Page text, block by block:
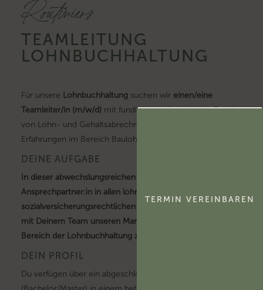
Routiniers
TEAMLEITUNG
LOHNBUCHHALTUNG
Für unsere Lohnbuchhaltungsuchen wir einen/eine
Teamleiter/in (m/w/d) mit fundiertem Wissen in der Erstellung
von Lohn- und Gehaltsabrechnungen. Gerne auch mit
Erfahrungen im Bereich Baulohn.
DEINE AUFGABE
In dieser abwechslungsreichen Position bist Du
Ansprechpartner:in in allen lohnsteuer- und
sozialversicherungsrechtlichen Fragen und stehst gemeinsam
mit Deinem Team unseren Mandant:innen für den gesamten
Bereich der Lohnbuchhaltung zur Seite.
DEIN PROFIL
Du verfügen über ein abgeschlossenes Studium
TERMIN VEREINBAREN